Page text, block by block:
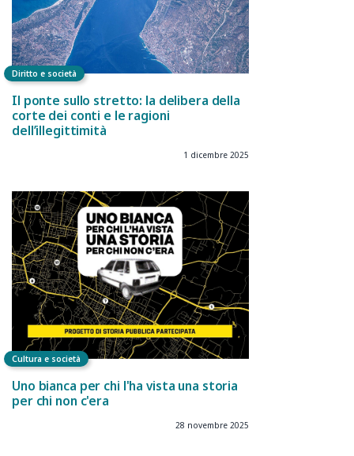
Diritto e società
Il ponte sullo stretto: la delibera della
corte dei conti e le ragioni
dell’illegittimità
1 dicembre 2025
Cultura e società
Uno bianca per chi l'ha vista una storia
per chi non c'era
28 novembre 2025